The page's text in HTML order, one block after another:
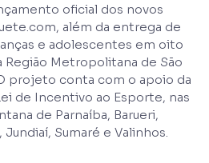
oficial dos novos
além da entrega de
e adolescentes em oito
Região Metropolitana de São
projeto conta com o apoio da
de Incentivo ao Esporte, nas
de Parnaíba, Barueri,
Sumaré e Valinhos.